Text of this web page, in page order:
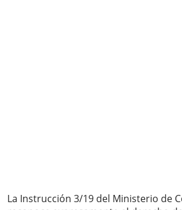
La Instrucción 3/19 del Ministerio de